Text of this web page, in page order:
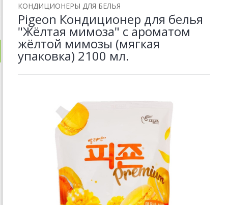
КОНДИЦИОНЕРЫ ДЛЯ БЕЛЬЯ
Pigeon Кондиционер для белья
"Жёлтая мимоза" с ароматом
жёлтой мимозы (мягкая
упаковка) 2100 мл.